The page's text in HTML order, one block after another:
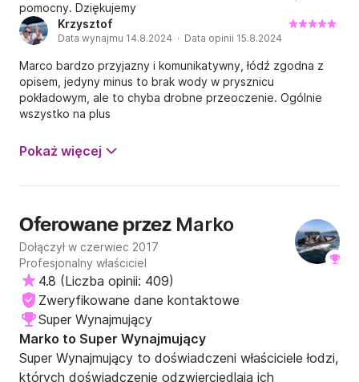
pomocny. Dziękujemy
Krzysztof
Data wynajmu 14.8.2024 · Data opinii 15.8.2024
Marco bardzo przyjazny i komunikatywny, łódź zgodna z
opisem, jedyny minus to brak wody w prysznicu
pokładowym, ale to chyba drobne przeoczenie. Ogólnie
wszystko na plus
Pokaż więcej
Oferowane przez Marko
Dołączył w czerwiec 2017
Profesjonalny właściciel
4.8 (Liczba opinii: 409)
Zweryfikowane dane kontaktowe
Super Wynajmujący
Marko to Super Wynajmujący
Super Wynajmujący to doświadczeni właściciele łodzi,
których doświadczenie odzwierciedlają ich